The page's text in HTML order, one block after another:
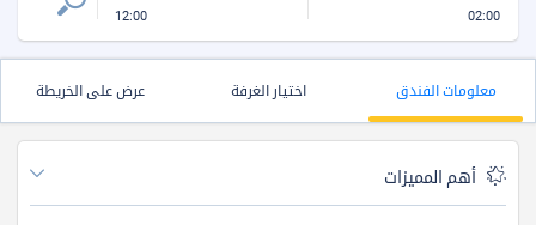
02:00
12:00
معلومات الفندق اختيار الغرفة عرض على الخريطة
أهم المميزات